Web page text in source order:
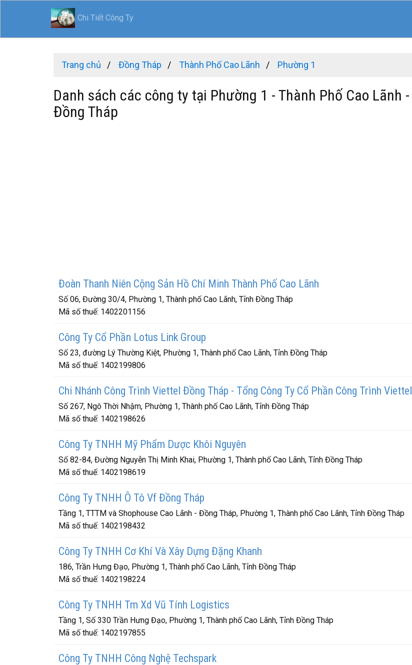
Chi Tiết Công Ty
Trang chủ Đồng Tháp Thành Phố Cao Lãnh Phường 1
Danh sách các công ty tại Phường 1 - Thành Phố Cao Lãnh -
Đồng Tháp
Đoàn Thanh Niên Cộng Sản Hồ Chí Minh Thành Phố Cao Lãnh
Số 06, Đường 30/4, Phường 1, Thành phố Cao Lãnh, Tỉnh Đồng Tháp
Mã số thuế: 1402201156
Công Ty Cổ Phần Lotus Link Group
Số 23, đường Lý Thường Kiệt, Phường 1, Thành phố Cao Lãnh, Tỉnh Đồng Tháp
Mã số thuế: 1402199806
Chi Nhánh Công Trình Viettel Đồng Tháp - Tổng Công Ty Cổ Phần Công Trình Viettel
Số 267, Ngô Thời Nhậm, Phường 1, Thành phố Cao Lãnh, Tỉnh Đồng Tháp
Mã số thuế: 1402198626
Công Ty TNHH Mỹ Phẩm Dược Khôi Nguyên
Số 82-84, Đường Nguyễn Thị Minh Khai, Phường 1, Thành phố Cao Lãnh, Tỉnh Đồng Tháp
Mã số thuế: 1402198619
Công Ty TNHH Ô Tô Vf Đồng Tháp
Tầng 1, TTTM và Shophouse Cao Lãnh - Đồng Tháp, Phường 1, Thành phố Cao Lãnh, Tỉnh Đồng Tháp
Mã số thuế: 1402198432
Công Ty TNHH Cơ Khí Và Xây Dựng Đặng Khanh
186, Trần Hưng Đạo, Phường 1, Thành phố Cao Lãnh, Tỉnh Đồng Tháp
Mã số thuế: 1402198224
Công Ty TNHH Tm Xd Vũ Tính Logistics
Tầng 1, Số 330 Trần Hưng Đạo, Phường 1, Thành phố Cao Lãnh, Tỉnh Đồng Tháp
Mã số thuế: 1402197855
Công Ty TNHH Công Nghệ Techspark